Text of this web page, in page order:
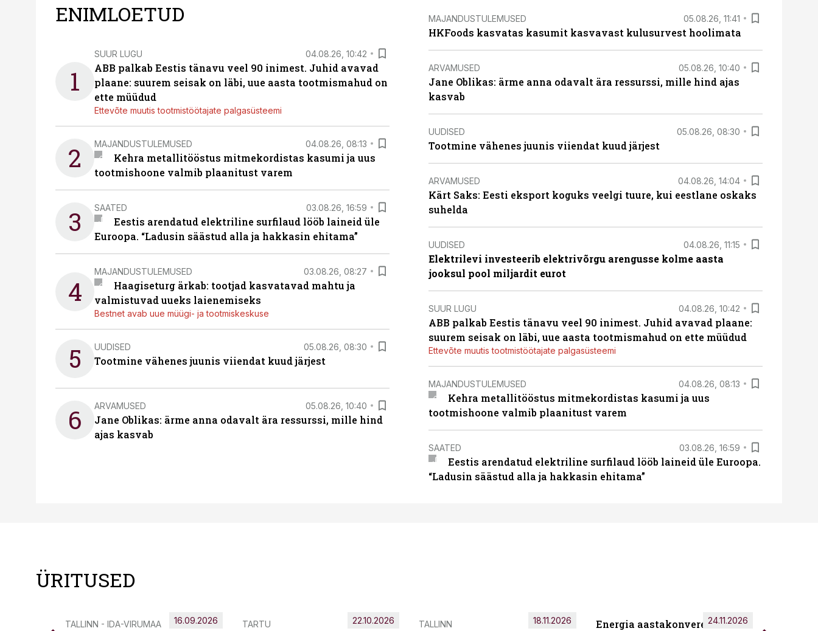
ENIMLOETUD
1
SUUR LUGU 04.08.26, 10:42
ABB palkab Eestis tänavu veel 90 inimest. Juhid avavad
plaane: suurem seisak on läbi, uue aasta tootmismahud on
ette müüdud
Ettevõte muutis tootmistöötajate palgasüsteemi
2 MAJANDUSTULEMUSED 04.08.26, 08:13
Kehra metallitööstus mitmekordistas kasumi ja uus
tootmishoone valmib plaanitust varem
3 SAATED 03.08.26, 16:59
Eestis arendatud elektriline surfilaud lööb laineid üle
Euroopa. “Ladusin säästud alla ja hakkasin ehitama”
4
MAJANDUSTULEMUSED 03.08.26, 08:27
Haagiseturg ärkab: tootjad kasvatavad mahtu ja
valmistuvad uueks laienemiseks
Bestnet avab uue müügi- ja tootmiskeskuse
5 UUDISED 05.08.26, 08:30
Tootmine vähenes juunis viiendat kuud järjest
6 ARVAMUSED 05.08.26, 10:40
Jane Oblikas: ärme anna odavalt ära ressurssi, mille hind
ajas kasvab
MAJANDUSTULEMUSED 05.08.26, 11:41
HKFoods kasvatas kasumit kasvavast kulusurvest hoolimata
ARVAMUSED 05.08.26, 10:40
Jane Oblikas: ärme anna odavalt ära ressurssi, mille hind ajas
kasvab
UUDISED 05.08.26, 08:30
Tootmine vähenes juunis viiendat kuud järjest
ARVAMUSED 04.08.26, 14:04
Kärt Saks: Eesti eksport koguks veelgi tuure, kui eestlane oskaks
suhelda
UUDISED 04.08.26, 11:15
Elektrilevi investeerib elektrivõrgu arengusse kolme aasta
jooksul pool miljardit eurot
SUUR LUGU 04.08.26, 10:42
ABB palkab Eestis tänavu veel 90 inimest. Juhid avavad plaane:
suurem seisak on läbi, uue aasta tootmismahud on ette müüdud
Ettevõte muutis tootmistöötajate palgasüsteemi
MAJANDUSTULEMUSED 04.08.26, 08:13
Kehra metallitööstus mitmekordistas kasumi ja uus
tootmishoone valmib plaanitust varem
SAATED 03.08.26, 16:59
Eestis arendatud elektriline surfilaud lööb laineid üle Euroopa.
“Ladusin säästud alla ja hakkasin ehitama”
ÜRITUSED
TALLINN - IDA-VIRUMAA 16.09.2026 TARTU 22.10.2026 TALLINN 18.11.2026 Energia aastakonverents 2026
24.11.2026